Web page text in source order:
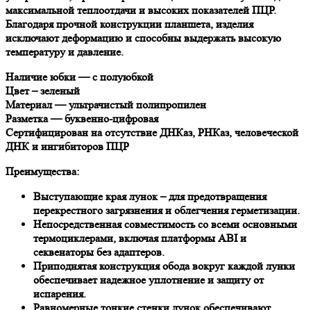
максимальной теплоотдачи и высоких показателей ПЦР.
Благодаря прочной конструкции планшета, изделия
исключают деформацию и способны выдержать высокую
температуру и давление.
Наличие юбки — с полуюбкой
Цвет – зеленый
Материал — ультрачистый полипропилен
Разметка — буквенно-цифровая
Сертифицирован на отсутствие ДНКаз, РНКаз, человеческой
ДНК и ингибиторов ПЦР
Преимущества:
Выступающие края лунок – для предотвращения
перекрестного загрязнения и облегчения герметизации.
Непосредственная совместимость со всеми основными
термоциклерами, включая платформы ABI и
секвенаторы без адаптеров.
Приподнятая конструкция обода вокруг каждой лунки
обеспечивает надежное уплотнение и защиту от
испарения.
Равномерные тонкие стенки лунок обеспечивают